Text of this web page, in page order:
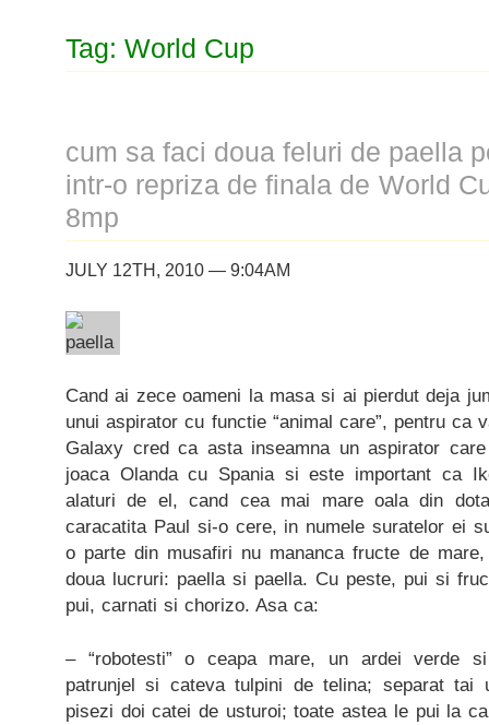
Tag: World Cup
cum sa faci doua feluri de paella
intr-o repriza de finala de World
8mp
JULY 12TH, 2010 — 9:04AM
Cand ai zece oameni la masa si ai pierdut deja
unui aspirator cu functie “animal care”, pentru ca
Galaxy cred ca asta inseamna un aspirator
joaca Olanda cu Spania si este important ca
alaturi de el, cand cea mai mare oala din
caracatita Paul si-o cere, in numele suratelor ei
o parte din musafiri nu mananca fructe de
doua lucruri: paella si paella. Cu peste, pui si
pui, carnati si chorizo. Asa ca:
– “robotesti” o ceapa mare, un ardei verde
patrunjel si cateva tulpini de telina; separat
pisezi doi catei de usturoi; toate astea le pui la